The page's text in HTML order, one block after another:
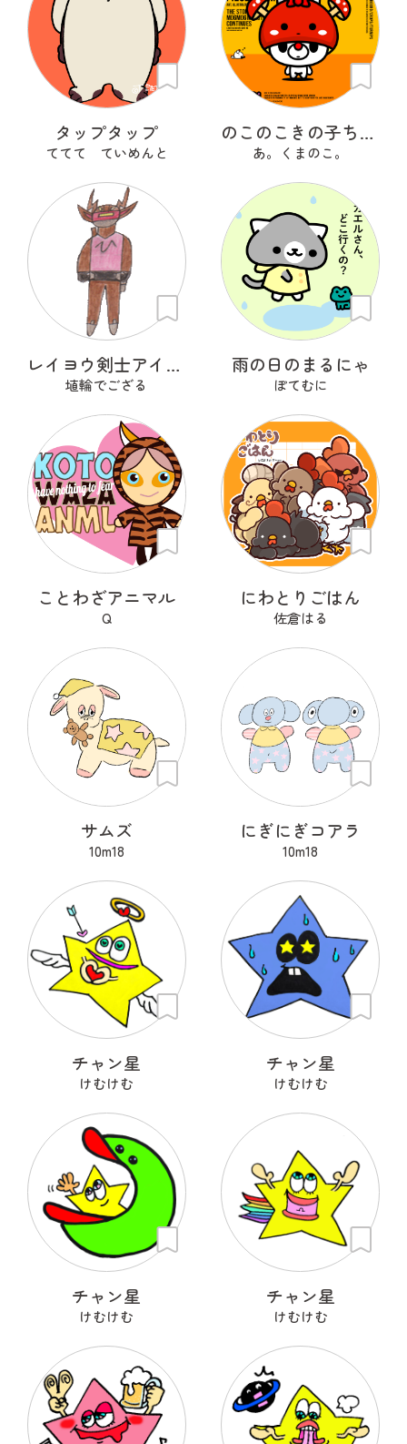
タップタップ
ててて ていめんと
のこのこきの子ちゃん
あ。くまのこ。
レイヨウ剣士アイベクサー
埴輪でござる
雨の日のまるにゃ
ぽてむに
ことわざアニマル
Q
にわとりごはん
佐倉はる
サムズ
10m18
にぎにぎコアラ
10m18
チャン星
けむけむ
チャン星
けむけむ
チャン星
けむけむ
チャン星
けむけむ